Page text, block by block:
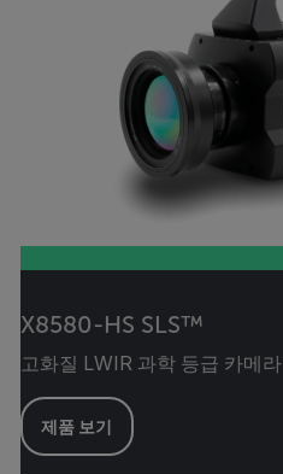
X8580-HS SLS™
고화질 LWIR 과학 등급 카메라
제품 보기